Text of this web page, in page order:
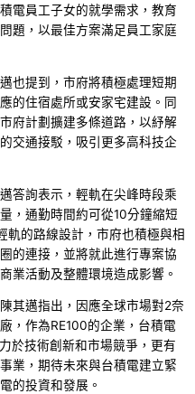
電員工子女的就學需求，教育
題，以最佳方案滿足員工家庭
也提到，市府將積極處理短期
的住宿處所或安家宅建設。同
府計劃擴建多條道路，以紓解
交通接駁，吸引更多高科技企
答詢表示，輕軌在尖峰時段乘
，通勤時間約可從10分鐘縮短
軌的路線設計，市府也積極與相
的連接，並將就此進行專案協
業活動及整體環境造成影響。
其邁指出，因應全球市場對2奈
，作為RE100的企業，台積電
於技術創新和市場競爭，更有
業，期待未來與台積電建立緊
的投資和發展。